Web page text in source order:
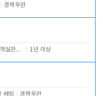
경력무관
카운터 및 객실관리 전반 1년 이상
베팅 경력무관